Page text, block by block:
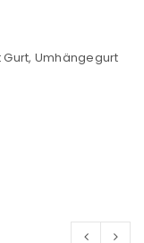
Umhängegurt